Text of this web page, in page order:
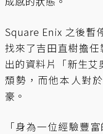
Square Enix 之後暫
找來了吉田直樹擔
出的資料片「新生
頹勢，而他本人對
豪。
「身為一位經驗豐